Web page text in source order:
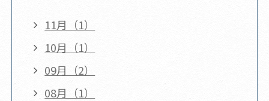
11月（1）
10月（1）
09月（2）
08月（1）